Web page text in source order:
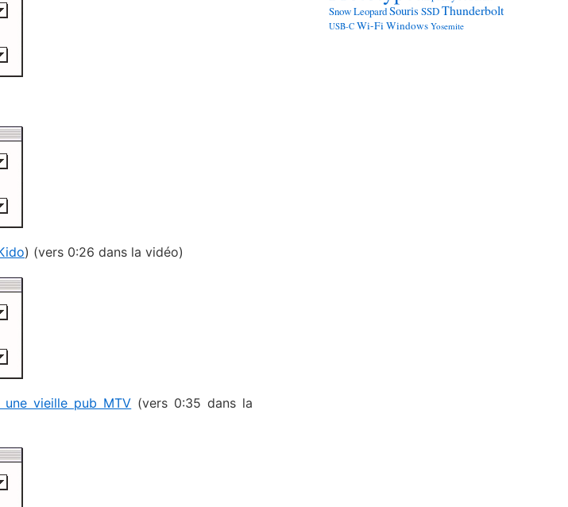
) (vers 0:26 dans la vidéo)
une vieille pub MTV (vers 0:35 dans la
Snow LeopardSouris SSDThunderbolt
USB-C Wi-FiWindows Yosemite